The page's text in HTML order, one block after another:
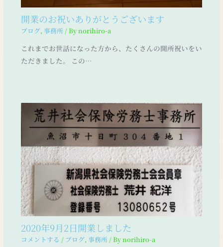
開業のお祝いありがとうございます
ブログ, 事務所 / Bynorihiro-a
これまでお世話になった方から、たくさんの開所祝いをい
ただきました。 この…
2020年9月2日開業しました
コメントする / ブログ, 事務所 / Bynorihiro-a